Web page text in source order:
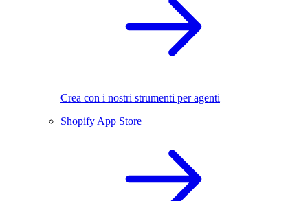
Crea con i nostri strumenti per agenti
Shopify App Store